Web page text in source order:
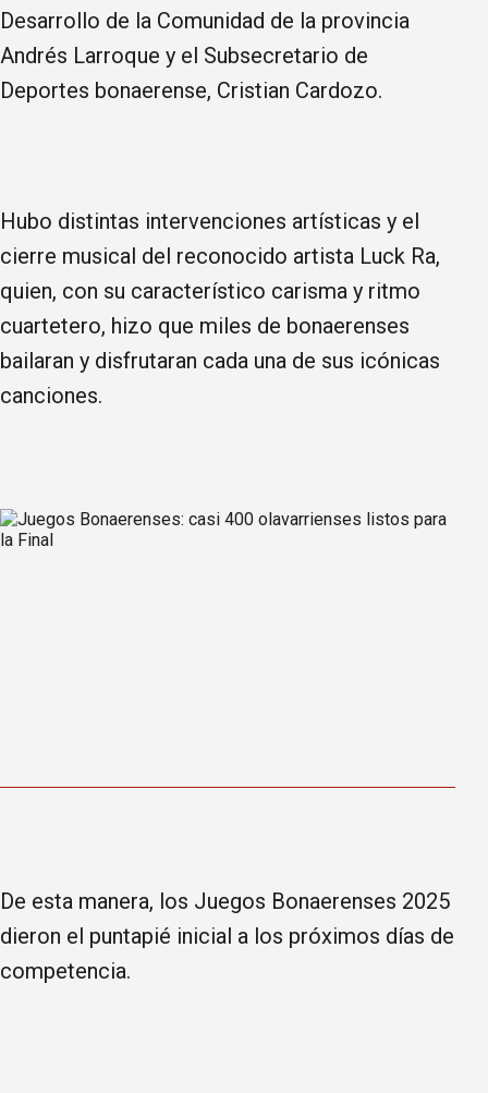
Desarrollo de la Comunidad de la provincia
Andrés Larroque y el Subsecretario de
Deportes bonaerense, Cristian Cardozo.
Hubo distintas intervenciones artísticas y el
cierre musical del reconocido artista Luck Ra,
quien, con su característico carisma y ritmo
cuartetero, hizo que miles de bonaerenses
bailaran y disfrutaran cada una de sus icónicas
canciones.
De esta manera, los Juegos Bonaerenses 2025
dieron el puntapié inicial a los próximos días de
competencia.